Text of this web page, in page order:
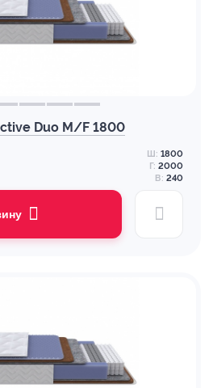
Duo M/F 1800
Ш: 1800
Г: 2000
В: 240